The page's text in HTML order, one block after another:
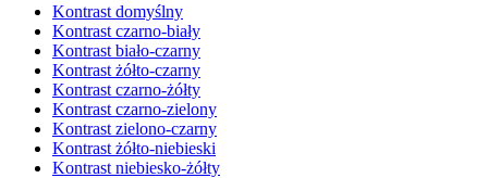
Kontrast domyślny
Kontrast czarno-biały
Kontrast biało-czarny
Kontrast żółto-czarny
Kontrast czarno-żółty
Kontrast czarno-zielony
Kontrast zielono-czarny
Kontrast żółto-niebieski
Kontrast niebiesko-żółty